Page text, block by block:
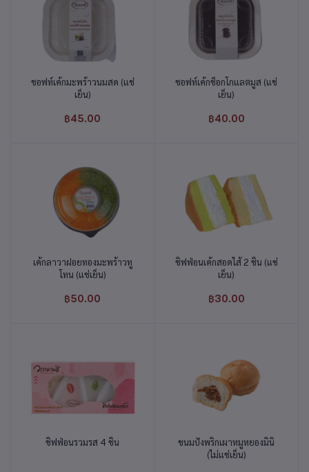
หยิบใส่ตะกร้า
ชอฟท์เค้กมะพร้าวนมสด (แช่
เย็น)
฿45.00
หยิบใส่ตะกร้า
ชอฟท์เค้กช็อกโกแลตมูส (แช่
เย็น)
฿40.00
หยิบใส่ตะกร้า
เค้กลาวาฝอยทองมะพร้าวทู
โทน (แช่เย็น)
฿50.00
หยิบใส่ตะกร้า
ชิฟฟ่อนเค้กสอดไส้ 2 ชิ้น (แช่
เย็น)
฿30.00
หยิบใส่ตะกร้า
ชิฟฟ่อนรวมรส 4 ชิ้น หยิบใส่ตะกร้า
ขนมปังพริกเผาหมูหยองมินิ
(ไม่แช่เย็น)